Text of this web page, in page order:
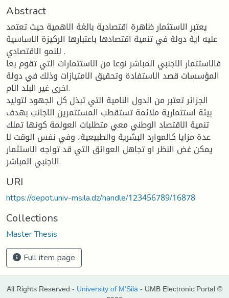
Abstract
يعتبر الاستثمار ظاهرة اقتصادية بالغة الاهمية حيث تعتمد
عليه اية دولة في تنمية اقتصادها باعتبارها الركيزة الاساسية
للنمو الاقتصادي .
فالاستثمار الاجنبي المباشر نوعا من الاستثمارات التي تقوم بعا
المؤسسات قصد الاستفادة وتحقيق الامتيازات وذلك في دولة
اخرى غير البلد الام.
الجزائر تعتبر من الدول النامية التي تبذل كل الجهود لتوليد
بيئة استثمارية ملائمة تستقطب المستثمرين الاجانب بهدف
تنمية الاقتصاد الوطني معي متطلبات العولمة كونها تملك
عدة مزايا كالموارد البشرية والطبيعية، وفي نفس الوقت لا
يمكن غض النظر او تجاهل العوائق التي قد تواجه الاستثمار
الاجنبي المباشر.
URI
https://depot.univ-msila.dz/handle/123456789/16878
Collections
Master Thesis
Full item page
All Rights Reserved - University of M'Sila - UMB Electronic Portal ©